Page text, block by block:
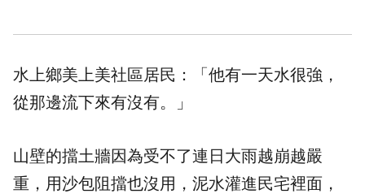
水上鄉美上美社區居民：「他有一天水很強，
從那邊流下來有沒有。」
山壁的擋土牆因為受不了連日大雨越崩越嚴
重，用沙包阻擋也沒用，泥水灌進民宅裡面，